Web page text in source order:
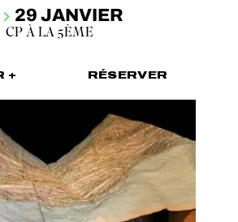
29 JANVIER
CP À LA 5ÈME
+ RÉSERVER